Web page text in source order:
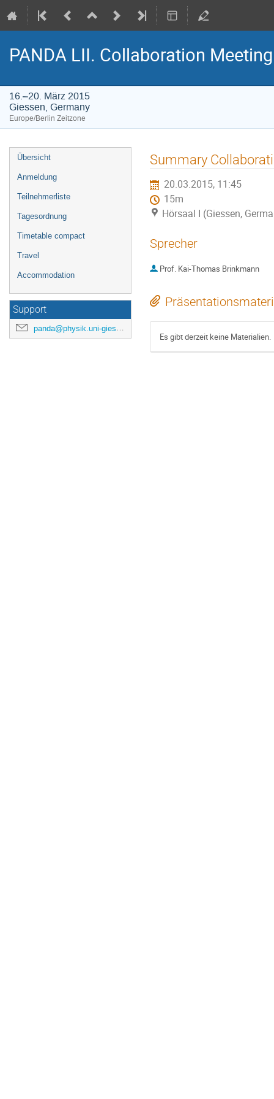
PANDA LII. Collaboration Meeting
16.–20. März 2015
Giessen, Germany
Europe/Berlin Zeitzone
Veranstaltungsmenü
Übersicht
Anmeldung
Teilnehmerliste
Tagesordnung
Timetable compact
Travel
Accommodation
Support
panda@physik.uni-giessen.de
Summary
20.03.2015, 11:45
15m
Hörsaal I (Giessen,
Sprecher
Prof. Kai-Thomas Brinkmann
Es gibt derzeit keine Materialien.